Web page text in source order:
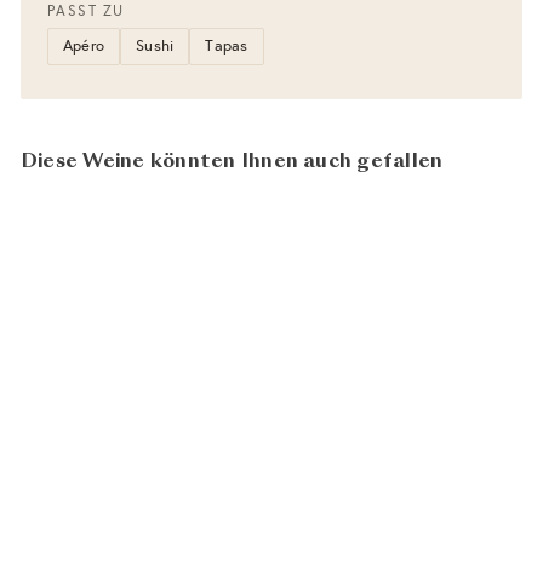
PASST ZU
Apéro Sushi Tapas
Diese Weine könnten Ihnen auch gefallen